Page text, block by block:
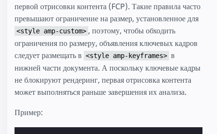
первой отрисовки контента (FCP). Такие правила часто
превышают ограничение на размер, установленное для
<style amp-custom> , поэтому, чтобы обходить
ограничения по размеру, объявления ключевых кадров
следует размещать в <style amp-keyframes> в
нижней части документа. А поскольку ключевые кадры
не блокируют рендеринг, первая отрисовка контента
может выполняться раньше завершения их анализа.
Пример: